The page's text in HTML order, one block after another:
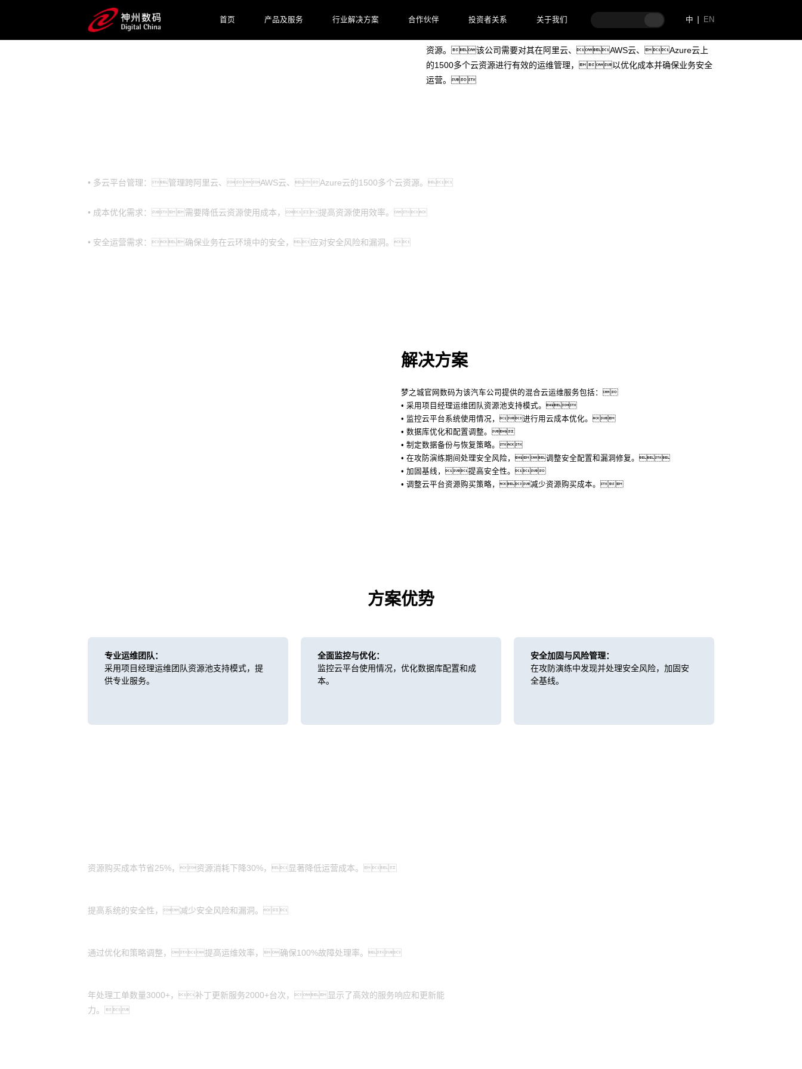
首页 产品及服务 行业解决方案 合作伙伴 投资者关系 关于我们 中 EN
预约专家咨询
资源。该公司需要对其在阿里云、AWS云、Azure云上
的1500多个云资源进行有效的运维管理，以优化成本并确保业务安全
运营。
• 多云平台管理：管理跨阿里云、AWS云、Azure云的1500多个云资源。
• 成本优化需求：需要降低云资源使用成本，提高资源使用效率。
• 安全运营需求：确保业务在云环境中的安全，应对安全风险和漏洞。
解决方案
梦之城官网数码为该汽车公司提供的混合云运维服务包括：
• 采用项目经理运维团队资源池支持模式。
• 监控云平台系统使用情况，进行用云成本优化。
• 数据库优化和配置调整。
• 制定数据备份与恢复策略。
• 在攻防演练期间处理安全风险，调整安全配置和漏洞修复。
• 加固基线，提高安全性。
• 调整云平台资源购买策略，减少资源购买成本。
方案优势
专业运维团队：
采用项目经理运维团队资源池支持模式，提
供专业服务。
全面监控与优化：
监控云平台使用情况，优化数据库配置和成
本。
安全加固与风险管理：
在攻防演练中发现并处理安全风险，加固安
全基线。
资源购买成本节省25%，资源消耗下降30%，显著降低运营成本。
提高系统的安全性，减少安全风险和漏洞。
通过优化和策略调整，提高运维效率，确保100%故障处理率。
年处理工单数量3000+，补丁更新服务2000+台次，显示了高效的服务响应和更新能
力。